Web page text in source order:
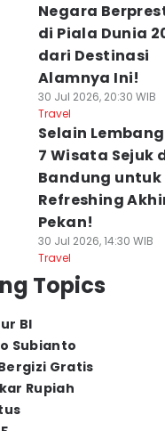
Negara
di Piala Dunia
dari Destinasi
Alamnya Ini!
30 Jul 2026, 20:30 WIB
Travel
Selain
7 Wisata Sejuk
Bandung untuk
Refreshing
Pekan!
30 Jul 2026, 14:30 WIB
Travel
Topics
BI
Subianto
Gratis
Rupiah